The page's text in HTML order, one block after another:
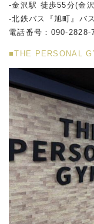
-金沢駅 徒歩55分(金
-北鉄バス『旭町』バ
電話番号：090-2828-
■THE PERSONAL